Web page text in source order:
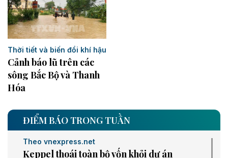
Thời tiết và biến đổi khí hậu
Cảnh báo lũ trên các
sông Bắc Bộ và Thanh
Hóa
ĐIỂM BÁO TRONG TUẦN
Theo vnexpress.net
Keppel thoái toàn bộ vốn khỏi dự án